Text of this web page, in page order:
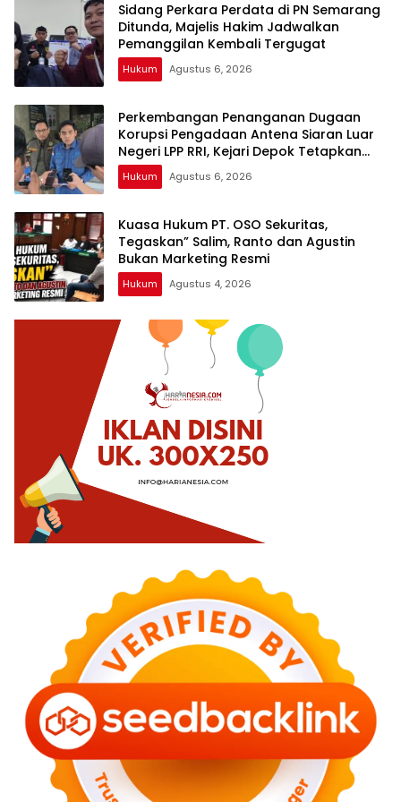
Sidang Perkara Perdata di PN Semarang
Ditunda, Majelis Hakim Jadwalkan
Pemanggilan Kembali Tergugat
Hukum Agustus 6, 2026
Perkembangan Penanganan Dugaan
Korupsi Pengadaan Antena Siaran Luar
Negeri LPP RRI, Kejari Depok Tetapkan
Satu Tersangka Baru
Hukum Agustus 6, 2026
Kuasa Hukum PT. OSO Sekuritas,
Tegaskan” Salim, Ranto dan Agustin
Bukan Marketing Resmi
Hukum Agustus 4, 2026